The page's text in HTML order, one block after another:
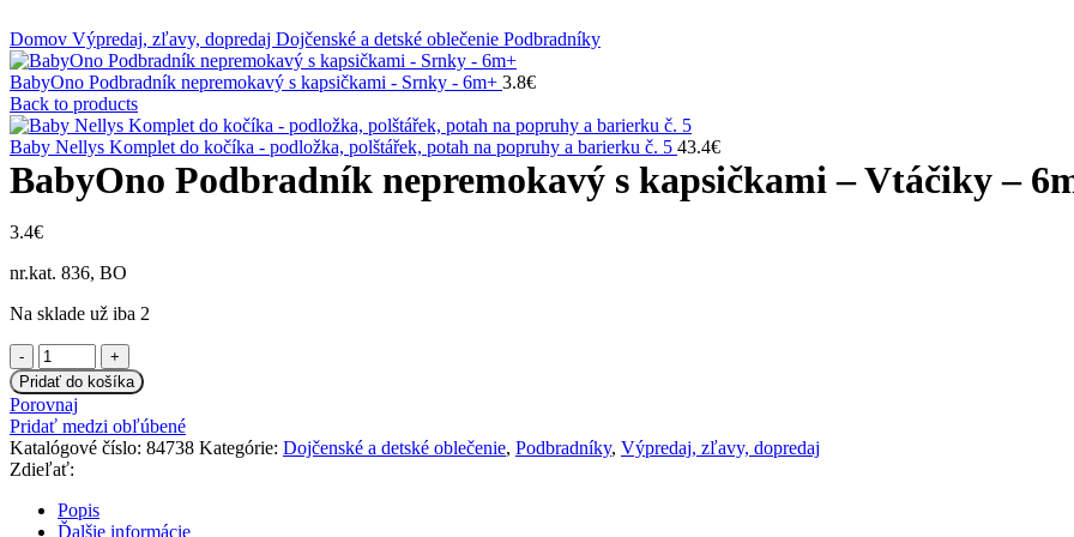
Domov Výpredaj, zľavy, dopredaj Dojčenské a detské oblečenie Podbradníky
BabyOno Podbradník nepremokavý s kapsičkami - Srnky - 6m+ 3.8€
Back to products
Baby Nellys Komplet do kočíka - podložka, polštářek, potah na popruhy a barierku č. 5 43.4€
BabyOno Podbradník nepremokavý s kapsičkami – Vtáčiky –
3.4€
nr.kat. 836, BO
Na sklade už iba 2
množstvo
BabyOno
Podbradník
nepremokavý
s
kapsičkami
-
Vtáčiky
-
Pridať do košíka
Porovnaj
Pridať medzi obľúbené
Katalógové číslo: 84738 Kategórie: Dojčenské a detské oblečenie, Podbradníky, Výpredaj, zľavy, dopredaj
Zdieľať:
Popis
Ďalšie informácie